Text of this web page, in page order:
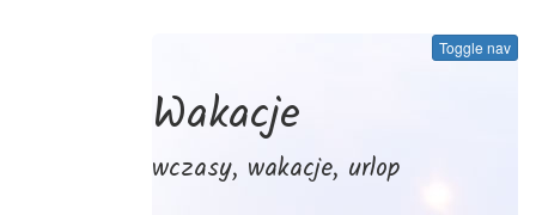
Toggle nav
Wakacje
wczasy, wakacje, urlop